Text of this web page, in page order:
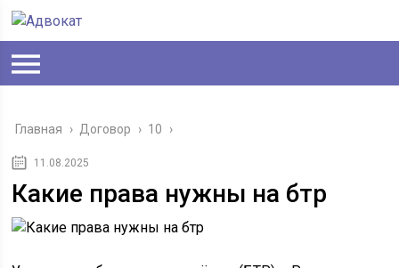
Главная › Договор › 10 ›
11.08.2025
Какие права нужны на бтр